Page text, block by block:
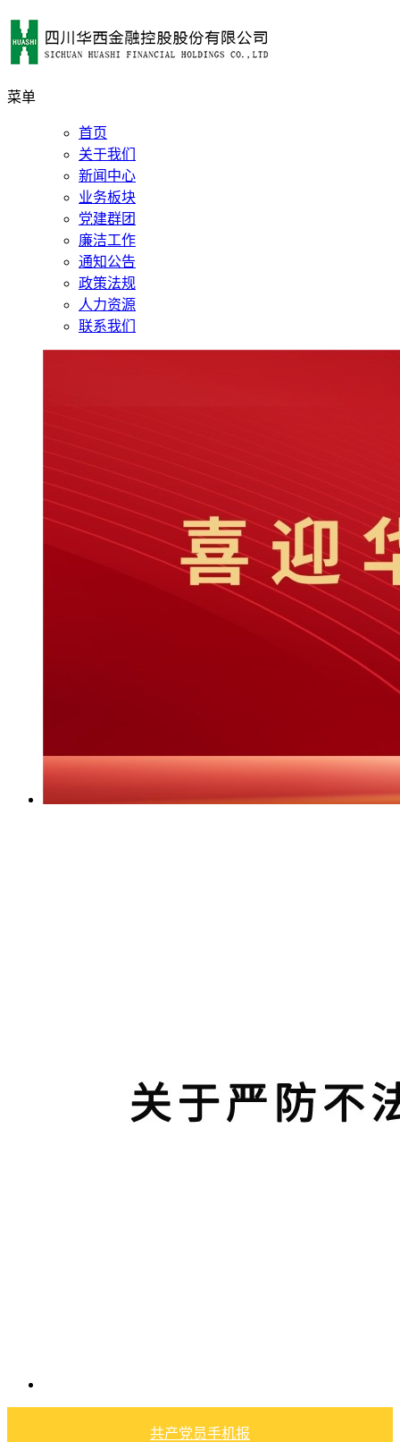
菜单
首页
关于我们
新闻中心
业务板块
党建群团
廉洁工作
通知公告
政策法规
人力资源
联系我们
共产党员手机报